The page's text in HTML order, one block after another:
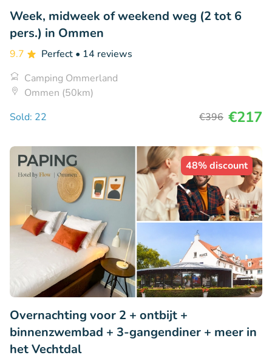
Week, midweek of weekend weg (2 tot 6
pers.) in Ommen
9.7 Perfect • 14 reviews
Camping Ommerland
Ommen (50km)
Sold: 22
€396 €217
48% discount
Overnachting voor 2 + ontbijt +
binnenzwembad + 3-gangendiner + meer in
het Vechtdal